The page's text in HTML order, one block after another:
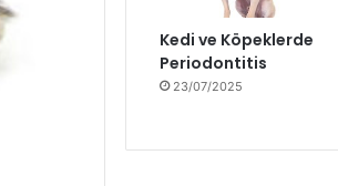
Kedi ve Köpeklerde
Periodontitis
23/07/2025